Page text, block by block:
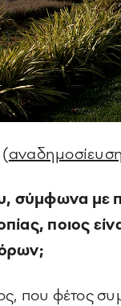
σύμφωνα με
ποιος
που φέτος